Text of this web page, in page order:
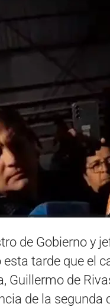
de Gobierno y
esta tarde que el
Guillermo de
de la segunda